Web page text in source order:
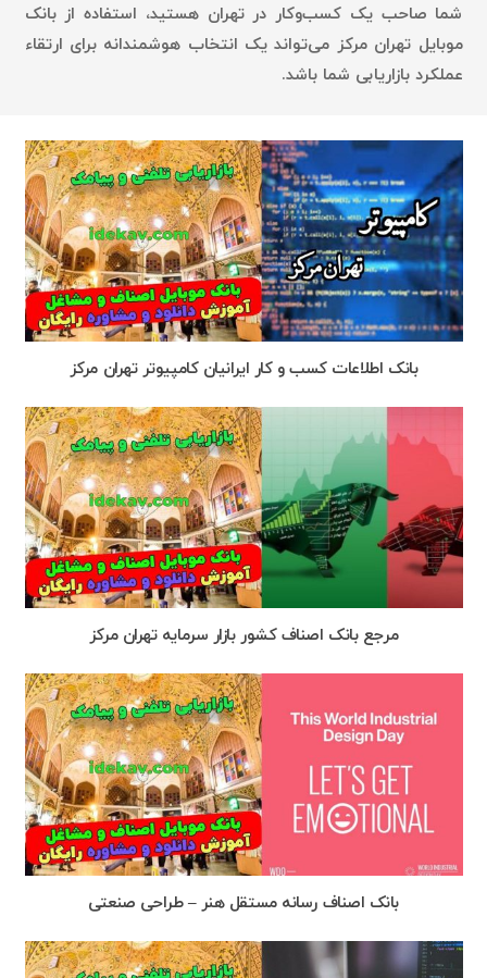
شما صاحب یک کسب‌وکار در تهران هستید، استفاده از بانک
موبایل تهران مرکز می‌تواند یک انتخاب هوشمندانه برای ارتقاء
عملکرد بازاریابی شما باشد.
بانک اطلاعات کسب و کار ایرانیان کامپیوتر تهران مرکز
مرجع بانک اصناف کشور بازار سرمایه تهران مرکز
بانک اصناف رسانه مستقل هنر – طراحی صنعتی